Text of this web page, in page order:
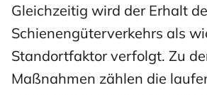
Gleichzeitig wird der Erhalt
Schienengüterverkehrs als
Standortfaktor verfolgt. Zu
Maßnahmen zählen die